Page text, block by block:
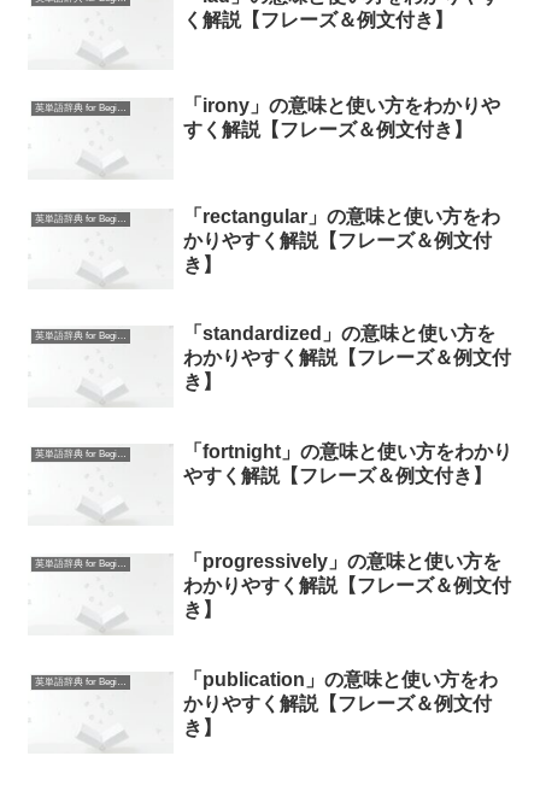
く解説【フレーズ＆例文付き】
英単語辞典 for Beginners
「irony」の意味と使い方をわかりや
すく解説【フレーズ＆例文付き】
英単語辞典 for Beginners
「rectangular」の意味と使い方をわ
かりやすく解説【フレーズ＆例文付
き】
英単語辞典 for Beginners
「standardized」の意味と使い方を
わかりやすく解説【フレーズ＆例文付
き】
英単語辞典 for Beginners
「fortnight」の意味と使い方をわかり
やすく解説【フレーズ＆例文付き】
英単語辞典 for Beginners
「progressively」の意味と使い方を
わかりやすく解説【フレーズ＆例文付
き】
英単語辞典 for Beginners
「publication」の意味と使い方をわ
かりやすく解説【フレーズ＆例文付
き】